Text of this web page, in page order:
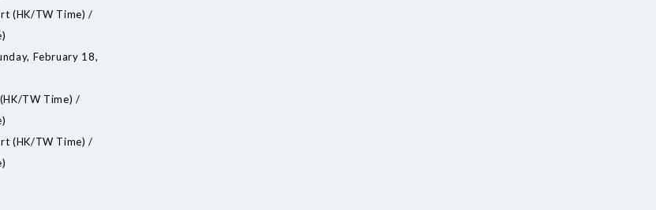
(HK/TW Time) /
February 18,
TW Time) /
(HK/TW Time) /